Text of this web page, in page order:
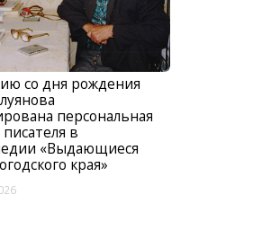
со дня рождения
персональная
в
«Выдающиеся
края»